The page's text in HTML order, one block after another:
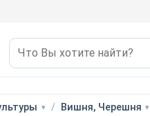
Вишня, Черешня